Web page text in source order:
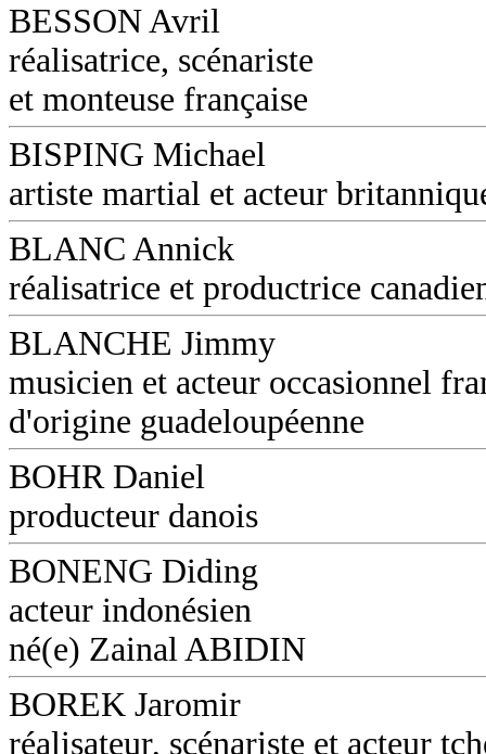
BESSON Avril
réalisatrice, scénariste
et monteuse française
BISPING Michael
artiste martial et acteur
BLANC Annick
réalisatrice et productrice
BLANCHE Jimmy
musicien et acteur occasionnel
d'origine guadeloupéenne
BOHR Daniel
producteur danois
BONENG Diding
acteur indonésien
né(e) Zainal ABIDIN
BOREK Jaromir
réalisateur, scénariste et acteur